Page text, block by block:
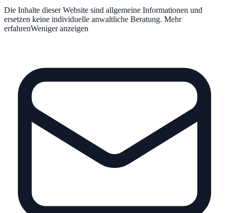
Die Inhalte dieser Website sind allgemeine Informationen und
ersetzen keine individuelle anwaltliche Beratung. Mehr
erfahrenWeniger anzeigen